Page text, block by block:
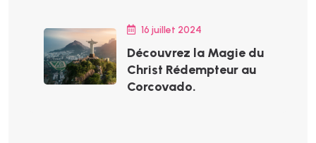
16 juillet 2024
Découvrez la Magie du
Christ Rédempteur au
Corcovado.